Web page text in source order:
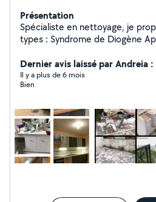
Présentation
Spécialiste en nettoyage, je
types : Syndrome de Diogène Après décès Après
Fin de chantier débarras/ nettoyage cave
approche professionnelle et
intervention et menées avec le
Dernier avis laissé par Andreia
Il y a plus de 6 mois
Bien